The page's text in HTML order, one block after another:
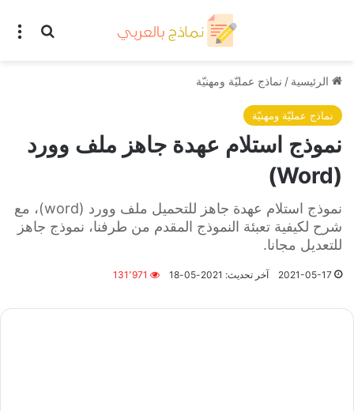
بحث
الرئيسية / نماذج عمليّة ومهنيّة
نماذج عمليّة ومهنيّة
نموذج استلام عهدة جاهز ملف وورد
(Word)
نموذج استلام عهدة جاهز للتحميل ملف وورد (word)، مع
شرح لكيفية تعبئة النموذج المقدم من طرفنا، نموذج جاهز
للتعديل مجانا.
2021-05-17 آخر تحديث: 2021-05-18 131٬971